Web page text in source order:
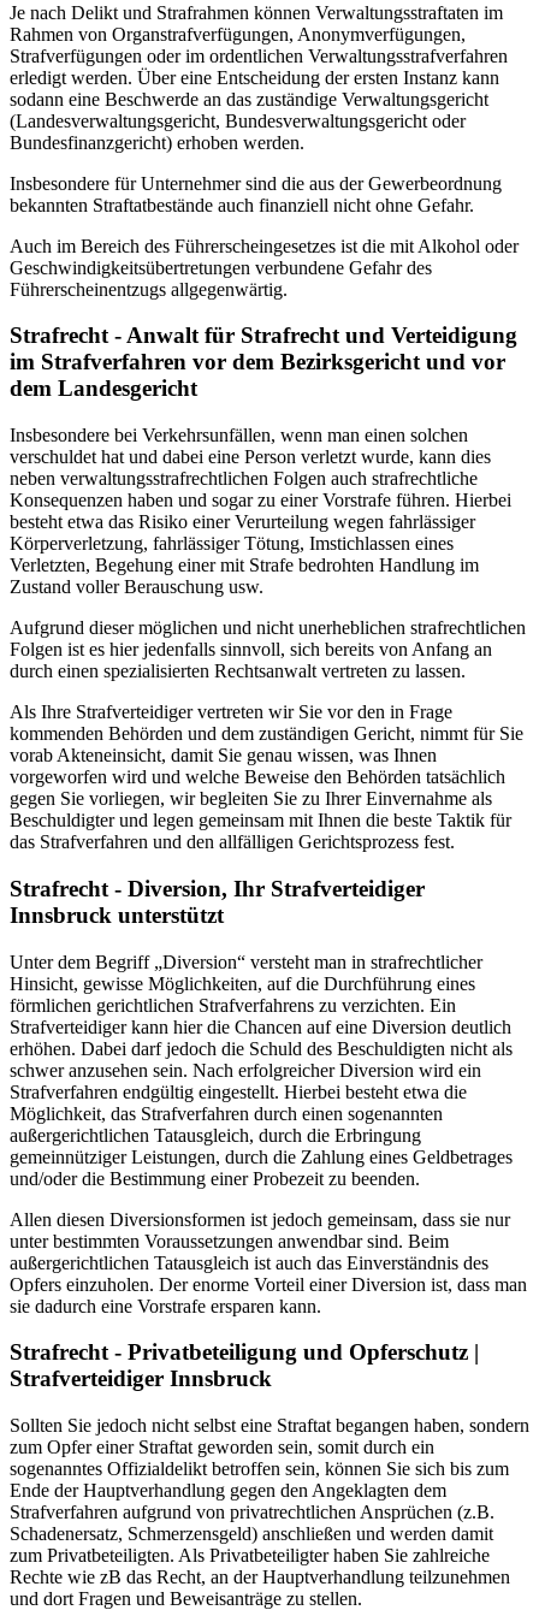
Je nach Delikt und Strafrahmen können Verwaltungsstraftaten im
Rahmen von Organstrafverfügungen, Anonymverfügungen,
Strafverfügungen oder im ordentlichen Verwaltungsstrafverfahren
erledigt werden. Über eine Entscheidung der ersten Instanz kann
sodann eine Beschwerde an das zuständige Verwaltungsgericht
(Landesverwaltungsgericht, Bundesverwaltungsgericht oder
Bundesfinanzgericht) erhoben werden.
Insbesondere für Unternehmer sind die aus der Gewerbeordnung
bekannten Straftatbestände auch finanziell nicht ohne Gefahr.
Auch im Bereich des Führerscheingesetzes ist die mit Alkohol oder
Geschwindigkeitsübertretungen verbundene Gefahr des
Führerscheinentzugs allgegenwärtig.
Strafrecht - Anwalt für Strafrecht und Verteidigung
im Strafverfahren vor dem Bezirksgericht und vor
dem Landesgericht
Insbesondere bei Verkehrsunfällen, wenn man einen solchen
verschuldet hat und dabei eine Person verletzt wurde, kann dies
neben verwaltungsstrafrechtlichen Folgen auch strafrechtliche
Konsequenzen haben und sogar zu einer Vorstrafe führen. Hierbei
besteht etwa das Risiko einer Verurteilung wegen fahrlässiger
Körperverletzung, fahrlässiger Tötung, Imstichlassen eines
Verletzten, Begehung einer mit Strafe bedrohten Handlung im
Zustand voller Berauschung usw.
Aufgrund dieser möglichen und nicht unerheblichen strafrechtlichen
Folgen ist es hier jedenfalls sinnvoll, sich bereits von Anfang an
durch einen spezialisierten Rechtsanwalt vertreten zu lassen.
Als Ihre Strafverteidiger vertreten wir Sie vor den in Frage
kommenden Behörden und dem zuständigen Gericht, nimmt für Sie
vorab Akteneinsicht, damit Sie genau wissen, was Ihnen
vorgeworfen wird und welche Beweise den Behörden tatsächlich
gegen Sie vorliegen, wir begleiten Sie zu Ihrer Einvernahme als
Beschuldigter und legen gemeinsam mit Ihnen die beste Taktik für
das Strafverfahren und den allfälligen Gerichtsprozess fest.
Strafrecht - Diversion, Ihr Strafverteidiger
Innsbruck unterstützt
Unter dem Begriff „Diversion“ versteht man in strafrechtlicher
Hinsicht, gewisse Möglichkeiten, auf die Durchführung eines
förmlichen gerichtlichen Strafverfahrens zu verzichten. Ein
Strafverteidiger kann hier die Chancen auf eine Diversion deutlich
erhöhen. Dabei darf jedoch die Schuld des Beschuldigten nicht als
schwer anzusehen sein. Nach erfolgreicher Diversion wird ein
Strafverfahren endgültig eingestellt. Hierbei besteht etwa die
Möglichkeit, das Strafverfahren durch einen sogenannten
außergerichtlichen Tatausgleich, durch die Erbringung
gemeinnütziger Leistungen, durch die Zahlung eines Geldbetrages
und/oder die Bestimmung einer Probezeit zu beenden.
Allen diesen Diversionsformen ist jedoch gemeinsam, dass sie nur
unter bestimmten Voraussetzungen anwendbar sind. Beim
außergerichtlichen Tatausgleich ist auch das Einverständnis des
Opfers einzuholen. Der enorme Vorteil einer Diversion ist, dass man
sie dadurch eine Vorstrafe ersparen kann.
Strafrecht - Privatbeteiligung und Opferschutz |
Strafverteidiger Innsbruck
Sollten Sie jedoch nicht selbst eine Straftat begangen haben, sondern
zum Opfer einer Straftat geworden sein, somit durch ein
sogenanntes Offizialdelikt betroffen sein, können Sie sich bis zum
Ende der Hauptverhandlung gegen den Angeklagten dem
Strafverfahren aufgrund von privatrechtlichen Ansprüchen (z.B.
Schadenersatz, Schmerzensgeld) anschließen und werden damit
zum Privatbeteiligten. Als Privatbeteiligter haben Sie zahlreiche
Rechte wie zB das Recht, an der Hauptverhandlung teilzunehmen
und dort Fragen und Beweisanträge zu stellen.